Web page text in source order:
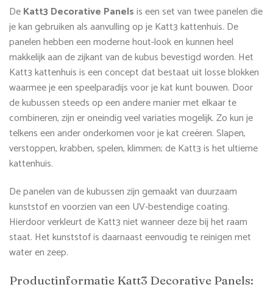
DeKatt3 Decorative Panelsis een set van twee panelen die
je kan gebruiken als aanvulling op je Katt3 kattenhuis. De
panelen hebben een moderne hout-look en kunnen heel
makkelijk aan de zijkant van de kubus bevestigd worden. Het
Katt3 kattenhuis is een concept dat bestaat uit losse blokken
waarmee je een speelparadijs voor je kat kunt bouwen. Door
de kubussen steeds op een andere manier met elkaar te
combineren, zijn er oneindig veel variaties mogelijk. Zo kun je
telkens een ander onderkomen voor je kat creëren. Slapen,
verstoppen, krabben, spelen, klimmen; de Katt3 is het ultieme
kattenhuis.
De panelen van de kubussen zijn gemaakt van duurzaam
kunststof en voorzien van een UV-bestendige coating.
Hierdoor verkleurt de Katt3 niet wanneer deze bij het raam
staat. Het kunststof is daarnaast eenvoudig te reinigen met
water en zeep.
Productinformatie Katt3 Decorative Panels: